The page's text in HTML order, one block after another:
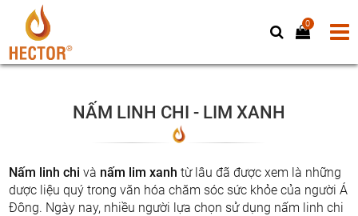
0
NẤM LINH CHI - LIM XANH
Nấm linh chi và nấm lim xanh từ lâu đã được xem là những
dược liệu quý trong văn hóa chăm sóc sức khỏe của người Á
Đông. Ngày nay, nhiều người lựa chọn sử dụng nấm linh chi